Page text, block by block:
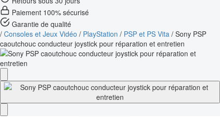
Paiement 100% sécurisé
Garantie de qualité
/ Consoles et Jeux Vidéo / PlayStation / PSP et PS Vita / Sony PSP
caoutchouc conducteur joystick pour réparation et entretien